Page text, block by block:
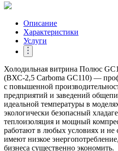
Описание
Характеристики
Услуги
Холодильная витрина Полюс
(ВХС-2,5 Carboma GC110) —
с повышенной
предприятий и заведений
идеальной температуры в
экологически безопасный
теплоизоляция и мощный
работают в любых условиях и
имеют низкое
бизнеса существенно экономить.